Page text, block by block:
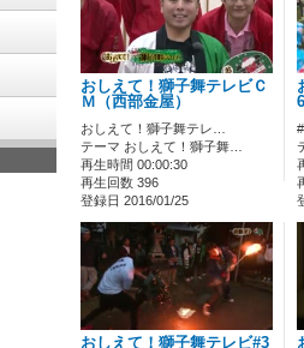
おしえて！獅子舞テレビＣ
Ｍ（西部金屋）
おしえて！獅子舞テレ…
テーマ おしえて！獅子舞…
再生時間 00:00:30
再生回数 396
登録日 2016/01/25
6
おしえて！獅子舞テレビ#3